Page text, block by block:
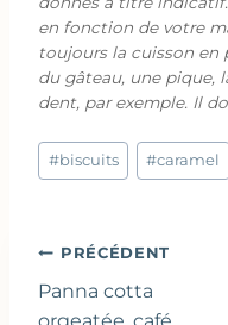
en fonction de votre
toujours la cuisson en
du gâteau, une pique,
dent, par exemple. Il
Étiquettes
de
#biscuits #caramel
Navigation
de
PRÉCÉDENT
Panna cotta